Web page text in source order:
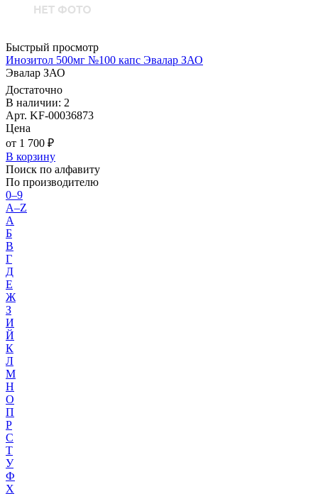
Быстрый просмотр
Инозитол 500мг №100 капс Эвалар ЗАО
Эвалар ЗАО
Достаточно
В наличии: 2
Арт. KF-00036873
Цена
от 1 700 ₽
В корзину
Поиск по алфавиту
По производителю
0–9
A–Z
А
Б
В
Г
Д
Е
Ж
З
И
Й
К
Л
М
Н
О
П
Р
С
Т
У
Ф
Х